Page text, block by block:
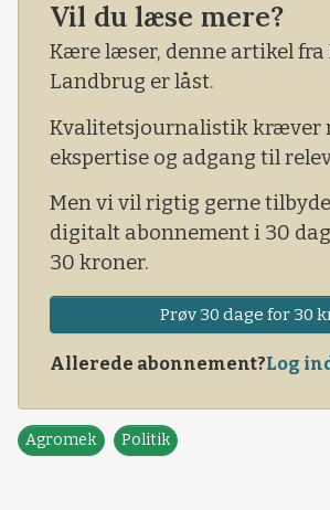
kritik fra politikere og grønne
historiske vingesus stadig den
er linjen hos regeringen.
Vil du læse mere?
Kære læser, denne artikel
Landbrug er låst.
Kvalitetsjournalistik kræver
ekspertise og adgang til
Men vi vil rigtig gerne
digitalt abonnement i 30
30 kroner.
Prøv 30 dage for 30
Allerede abonnement?Log
Agromek Politik